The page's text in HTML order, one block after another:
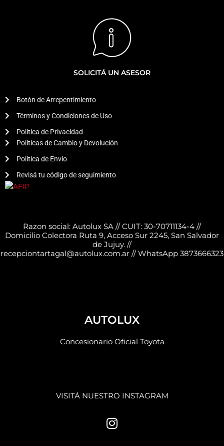
SOLICITÁ UN ASESOR
Botón de Arrepentimiento
Términos y Condiciones de Uso
Política de Privacidad
Políticas de Cambio y Devolución
Política de Envío
Revisá tu código de seguimiento
Razon social: Autolux SA // CUIT: 30-70711134-4 //
Domicilio Colectora Ruta 9, Acceso Sur 2245, San Salvador
de Jujuy. //
recepciontartagal@autolux.com.ar // WhatsApp 3873666323
AUTOLUX
Concesionario Oficial Toyota
VISITÁ NUESTRO INSTAGRAM
I
n